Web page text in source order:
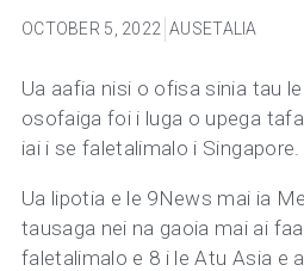
OCTOBER 5, 2022 AUSETALIA
Ua aafia nisi o ofisa sinia tau
osofaiga foi i luga o upega
iai i se faletalimalo i Singapore.
Ua lipotia e le 9News mai ia
tausaga nei na gaoia mai ai
faletalimalo e 8 i le Atu Asia e